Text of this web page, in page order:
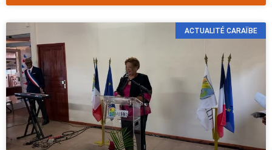
ACTUALITÉ CARAÏBE